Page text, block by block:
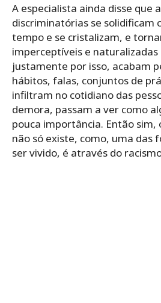
A especialista ainda disse que
discriminatórias se solidificam
tempo e se cristalizam, e
imperceptíveis e naturalizadas
justamente por isso, acabam
hábitos, falas, conjuntos de
infiltram no cotidiano das
demora, passam a ver como
pouca importância. Então
não só existe, como, uma das
ser vivido, é através do